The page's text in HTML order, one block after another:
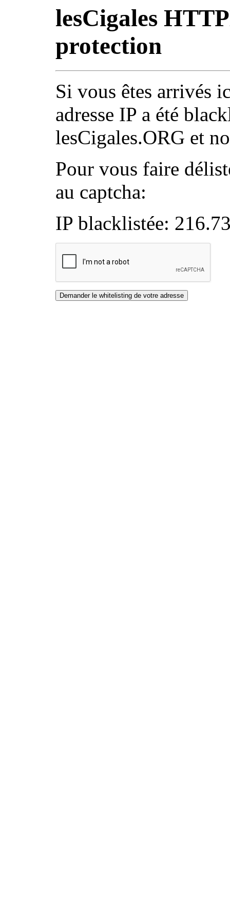
lesCigales
protection
Si vous êtes arrivés
adresse IP a été
lesCigales.ORG et
Pour vous faire
au captcha:
IP blacklistée: